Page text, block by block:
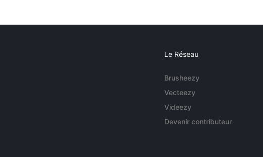
Le Réseau
Brusheezy
Vecteezy
Videezy
Devenir contributeur